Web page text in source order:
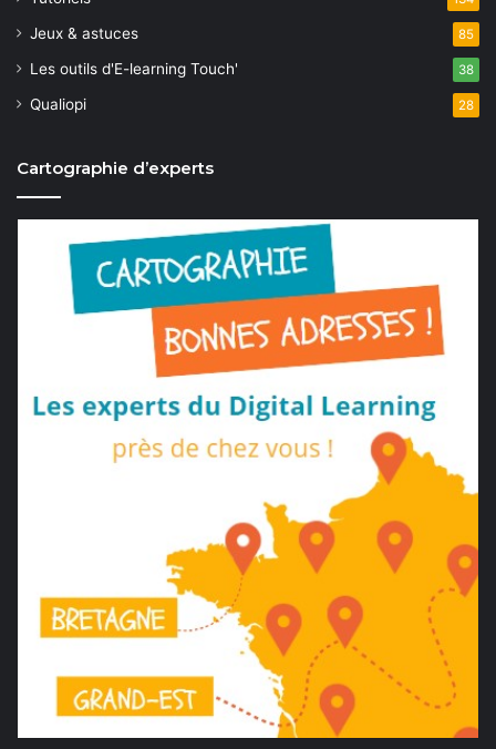
Jeux & astuces 85
Les outils d'E-learning Touch' 38
Qualiopi 28
Cartographie d’experts